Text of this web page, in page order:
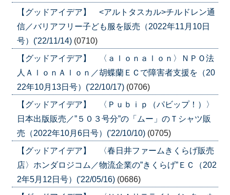
【グッドアイデア】 <アルトタスカル>チルドレン通
信／バリアフリー子ども服を販売（2022年11月10日
号）('22/11/14) (0710)
【グッドアイデア】 〈ａｌｏｎａｌｏｎ〉ＮＰＯ法
人ＡｌｏｎＡｌｏｎ／胡蝶蘭ＥＣで障害者支援を（20
22年10月13日号）('22/10/17) (0706)
【グッドアイデア】 〈Ｐｕｂｉｐ（パビップ！）〉
日本出版販売／”５０３号分”の「ムー」のＴシャツ販
売（2022年10月6日号）('22/10/10) (0705)
【グッドアイデア】 〈春日井ファームきくらげ販売
店〉ホンダロジコム／物流企業の”きくらげ”ＥＣ（202
2年5月12日号）('22/05/16) (0686)